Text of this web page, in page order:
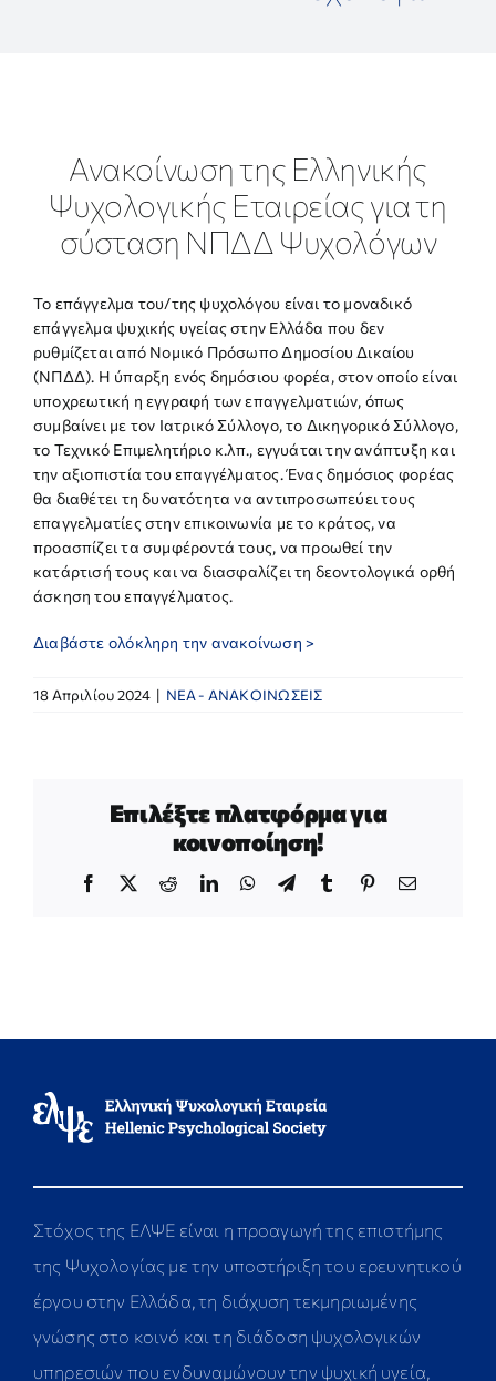
Ανακοίνωση της Ελληνικής
Ψυχολογικής Εταιρείας για τη
σύσταση ΝΠΔΔ Ψυχολόγων
Το επάγγελμα του/της ψυχολόγου είναι το μοναδικό
επάγγελμα ψυχικής υγείας στην Ελλάδα που δεν
ρυθμίζεται από Νομικό Πρόσωπο Δημοσίου Δικαίου
(ΝΠΔΔ). Η ύπαρξη ενός δημόσιου φορέα, στον οποίο είναι
υποχρεωτική η εγγραφή των επαγγελματιών, όπως
συμβαίνει με τον Ιατρικό Σύλλογο, το Δικηγορικό Σύλλογο,
το Τεχνικό Επιμελητήριο κ.λπ., εγγυάται την ανάπτυξη και
την αξιοπιστία του επαγγέλματος. Ένας δημόσιος φορέας
θα διαθέτει τη δυνατότητα να αντιπροσωπεύει τους
επαγγελματίες στην επικοινωνία με το κράτος, να
προασπίζει τα συμφέροντά τους, να προωθεί την
κατάρτισή τους και να διασφαλίζει τη δεοντολογικά ορθή
άσκηση του επαγγέλματος.
Διαβάστε ολόκληρη την ανακοίνωση >
18 Απριλίου 2024 | NEA - ΑΝΑΚΟΙΝΩΣΕΙΣ
Επιλέξτε πλατφόρμα για
κοινοποίηση!
Facebook RedditLinkedInWhatsApp
TelegramTumblrPinterestEmail
Στόχος της ΕΛΨΕ είναι η προαγωγή της επιστήμης
της Ψυχολογίας με την υποστήριξη του ερευνητικού
έργου στην Ελλάδα, τη διάχυση τεκμηριωμένης
γνώσης στο κοινό και τη διάδοση ψυχολογικών
υπηρεσιών που ενδυναμώνουν την ψυχική υγεία,